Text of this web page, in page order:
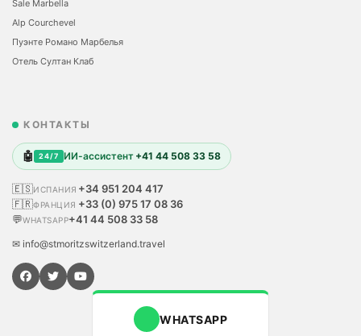
Sale Marbella
Alp Courchevel
Пуэнте Романо Марбелья
Отель Султан Клаб
КОНТАКТЫ
🤖 24/7 ИИ-ассистент +41 44 508 33 58
🇪🇸ИСПАНИЯ +34 951 204 417
🇫🇷ФРАНЦИЯ +33 (0) 975 17 08 36
💬WHATSAPP+41 44 508 33 58
✉ info@stmoritzswitzerland.travel
WHATSAPP